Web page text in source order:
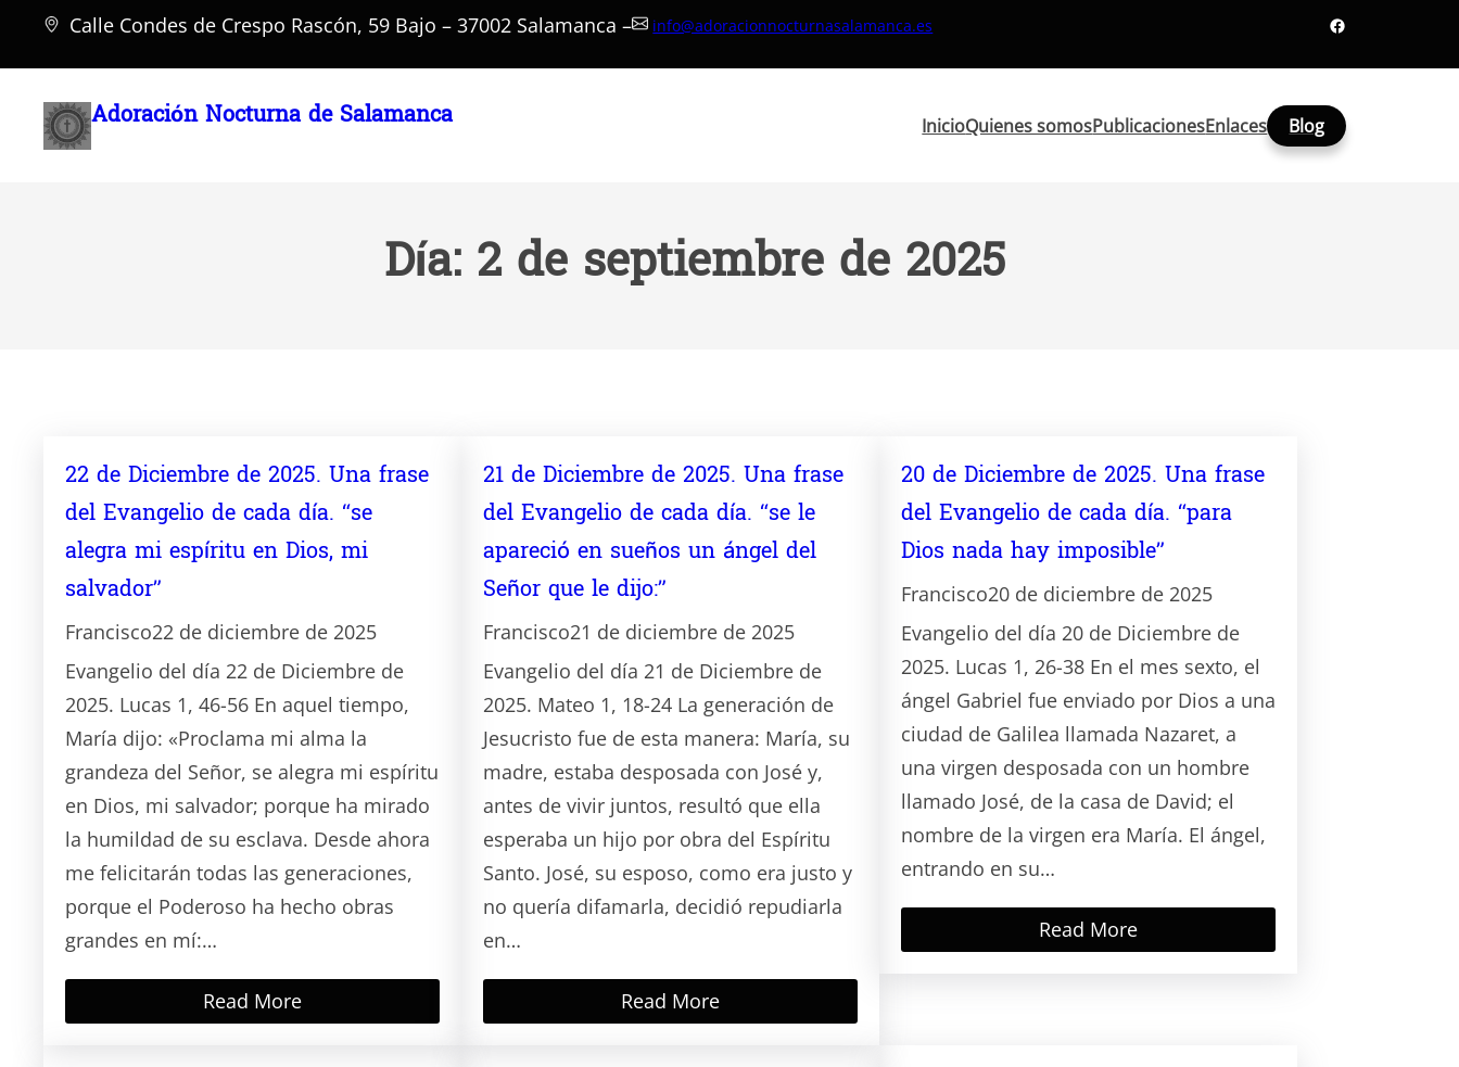
Saltar
Calle Condes de Crespo Rascón, 59 Bajo – 37002 Salamanca – info@adoracionnocturnasalamanca.es Facebook
Adoración Nocturna de Salamanca InicioQuienes somosPublicacionesEnlaces Blog
Día: 2 de septiembre de 2025
22 de Diciembre de 2025. Una frase
del Evangelio de cada día. “se
alegra mi espíritu en Dios, mi
salvador”
Francisco22 de diciembre de 2025
Evangelio del día 22 de Diciembre de
2025. Lucas 1, 46-56 En aquel tiempo,
María dijo: «Proclama mi alma la
grandeza del Señor, se alegra mi espíritu
en Dios, mi salvador; porque ha mirado
la humildad de su esclava. Desde ahora
me felicitarán todas las generaciones,
porque el Poderoso ha hecho obras
grandes en mí:…
Read More
21 de Diciembre de 2025. Una frase
del Evangelio de cada día. “se le
apareció en sueños un ángel del
Señor que le dijo:”
Francisco21 de diciembre de 2025
Evangelio del día 21 de Diciembre de
2025. Mateo 1, 18-24 La generación de
Jesucristo fue de esta manera: María, su
madre, estaba desposada con José y,
antes de vivir juntos, resultó que ella
esperaba un hijo por obra del Espíritu
Santo. José, su esposo, como era justo y
no quería difamarla, decidió repudiarla
en…
Read More
20 de Diciembre de 2025. Una frase
del Evangelio de cada día. “para
Dios nada hay imposible”
Francisco20 de diciembre de 2025
Evangelio del día 20 de Diciembre de
2025. Lucas 1, 26-38 En el mes sexto, el
ángel Gabriel fue enviado por Dios a una
ciudad de Galilea llamada Nazaret, a
una virgen desposada con un hombre
llamado José, de la casa de David; el
nombre de la virgen era María. El ángel,
entrando en su…
Read More